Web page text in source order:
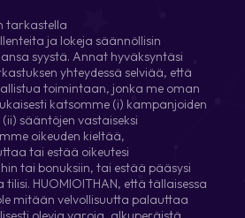
tarkastella
ja lokeja säännöllisin
syystä. Annat hyväksyntäsi
yhteydessä selviää, että
toimintaan, jonka me oman
katsomme (i) kampanjoiden
sääntöjen vastaiseksi
oikeuden kieltää,
tai estää oikeutesi
tai bonuksiin, tai estää pääsysi
HUOMIOITHAN, että tällaisessa
mitään velvollisuutta palauttaa